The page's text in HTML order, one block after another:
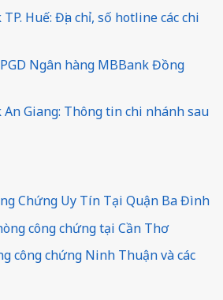
Huế: Địa chỉ, số hotline các chi
Ngân hàng MBBank Đồng
Giang: Thông tin chi nhánh sau
Chứng Uy Tín Tại Quận Ba Đình
công chứng tại Cần Thơ
công chứng Ninh Thuận và các